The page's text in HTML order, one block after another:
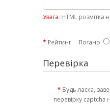
Увага: HTML розмітка
Рейтинг Погано
Перевірка
Будь ласка,
перевірку captcha